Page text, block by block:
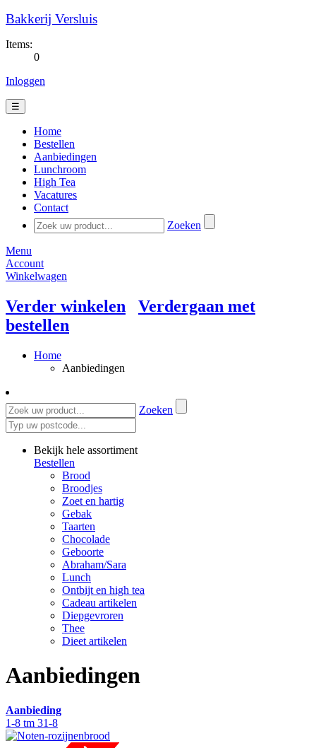
Bakkerij Versluis
Items:
0
Inloggen
☰
Home
Bestellen
Aanbiedingen
Lunchroom
High Tea
Vacatures
Contact
Zoeken
Menu
Account
Winkelwagen
Verder winkelen
Verdergaan met
bestellen
Home
Aanbiedingen
Zoeken
Bekijk hele assortiment
Bestellen
Brood
Broodjes
Zoet en hartig
Gebak
Taarten
Chocolade
Geboorte
Abraham/Sara
Lunch
Ontbijt en high tea
Cadeau artikelen
Diepgevroren
Thee
Dieet artikelen
Aanbiedingen
Aanbieding
1-8 tm 31-8